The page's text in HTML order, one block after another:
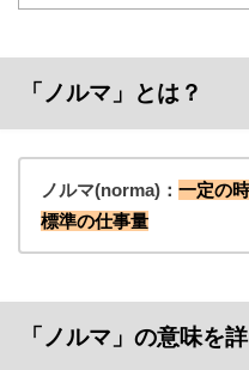
「ノルマ」とは？
ノルマ(norma)： 一定の
標準の仕事量
「ノルマ」の意味を詳